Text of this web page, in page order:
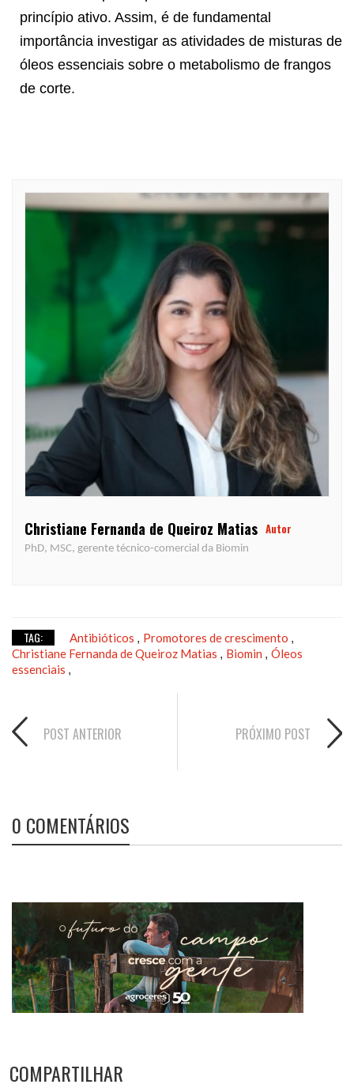
princípio ativo. Assim, é de fundamental
importância investigar as atividades de misturas de
óleos essenciais sobre o metabolismo de frangos
de corte.
Christiane Fernanda de Queiroz Matias Autor
PhD, MSC, gerente técnico-comercial da Biomin
TAG: Antibióticos , Promotores de crescimento ,
Christiane Fernanda de Queiroz Matias , Biomin , Óleos
essenciais ,
POST ANTERIOR PRÓXIMO POST
0 COMENTÁRIOS
COMPARTILHAR